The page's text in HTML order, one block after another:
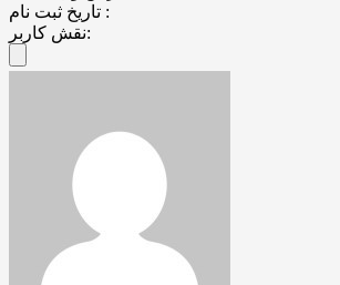
تاریخ ثبت نام :
نقش کاربر: